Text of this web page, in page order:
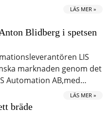
LÄS MER »
Blidberg i spetsen
LIS
marknaden genom det
Automation AB,med…
LÄS MER »
bräde